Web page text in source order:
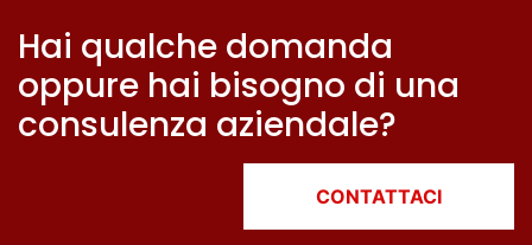
Hai qualche domanda
oppure hai bisogno di una
consulenza aziendale?
CONTATTACI